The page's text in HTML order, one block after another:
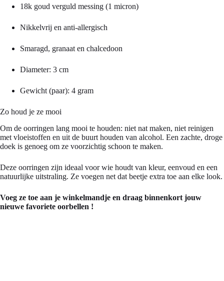
18k goud verguld messing (1 micron)
Nikkelvrij en anti-allergisch
Smaragd, granaat en chalcedoon
Diameter: 3 cm
Gewicht (paar): 4 gram
Zo houd je ze mooi
Om de oorringen lang mooi te houden: niet nat maken, niet reinigen
met vloeistoffen en uit de buurt houden van alcohol. Een zachte, droge
doek is genoeg om ze voorzichtig schoon te maken.
Deze oorringen zijn ideaal voor wie houdt van kleur, eenvoud en een
natuurlijke uitstraling. Ze voegen net dat beetje extra toe aan elke look.
Voeg ze toe aan je winkelmandje en draag binnenkort jouw
nieuwe favoriete oorbellen !